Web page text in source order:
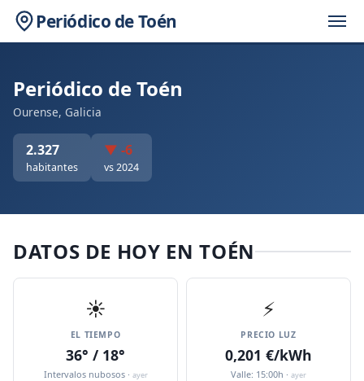
Periódico de Toén
Periódico de Toén
Ourense, Galicia
2.327
habitantes
▼ -6
vs 2024
DATOS DE HOY EN TOÉN
☀️
EL TIEMPO
36° / 18°
Intervalos nubosos · ayer
⚡
PRECIO LUZ
0,201 €/kWh
Valle: 15:00h · ayer